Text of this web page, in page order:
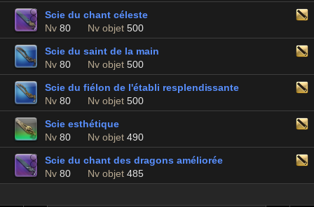
Scie du chant céleste
Nv 80 Nv objet 500
Scie du saint de la main
Nv 80 Nv objet 500
Scie du fiélon de l'établi resplendissante
Nv 80 Nv objet 500
Scie esthétique
Nv 80 Nv objet 490
Scie du chant des dragons améliorée
Nv 80 Nv objet 485